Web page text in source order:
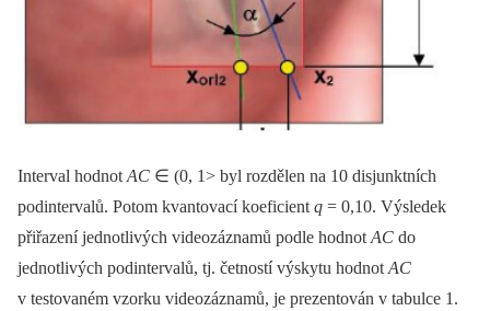
Interval hodnot AC ∈ (0, 1> byl rozdělen na 10 disjunktních
podintervalů. Potom kvantovací koeficient q = 0,10. Výsledek
přiřazení jednotlivých videozáznamů podle hodnot AC do
jednotlivých podintervalů, tj. četností výskytu hodnot AC
v testovaném vzorku videozáznamů, je prezentován v tabulce 1.